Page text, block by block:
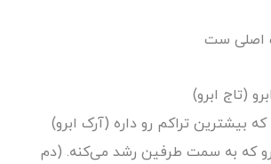
(تاج ابرو)
بیشترین تراکم رو داره (آرک ابرو)
که به سمت طرفین رشد می‌کنه. (دم